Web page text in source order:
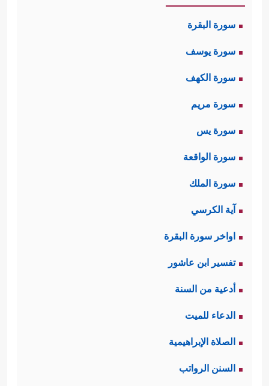
سورة البقرة
سورة يوسف
سورة الكهف
سورة مريم
سورة يس
سورة الواقعة
سورة الملك
آية الكرسي
اواخر سورة البقرة
تفسير ابن عاشور
أدعية من السنة
الدعاء للميت
الصلاة الإبراهيمية
السنن الرواتب